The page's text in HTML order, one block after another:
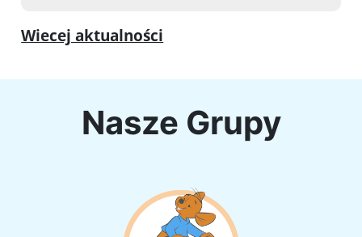
Wiecej aktualności
Nasze Grupy